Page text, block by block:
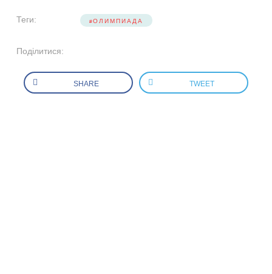
Теги: ОЛИМПИАДА
Поділитися:
SHARE TWEET